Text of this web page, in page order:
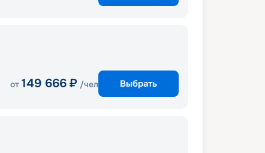
от 149 666 ₽ /чел Выбрать